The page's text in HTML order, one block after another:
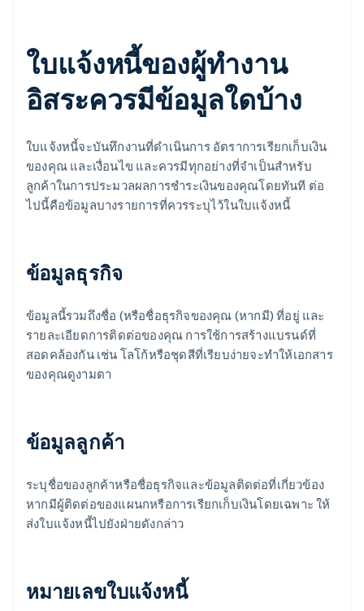
ใบแจ้งหนี้ของผู้ทำงาน
อิสระควรมีข้อมูลใดบ้าง
ใบแจ้งหนี้จะบันทึกงานที่ดำเนินการ อัตราการเรียกเก็บเงิน
ของคุณ และเงื่อนไข และควรมีทุกอย่างที่จําเป็นสำหรับ
ลูกค้าในการประมวลผลการชําระเงินของคุณโดยทันที ต่อ
ไปนี้คือข้อมูลบางรายการที่ควรระบุไว้ในใบแจ้งหนี้
ข้อมูลธุรกิจ
ข้อมูลนี้รวมถึงชื่อ (หรือชื่อธุรกิจของคุณ (หากมี) ที่อยู่ และ
รายละเอียดการติดต่อของคุณ การใช้การสร้างแบรนด์ที่
สอดคล้องกัน เช่น โลโก้หรือชุดสีที่เรียบง่ายจะทําให้เอกสาร
ของคุณดูงามตา
ข้อมูลลูกค้า
ระบุชื่อของลูกค้าหรือชื่อธุรกิจและข้อมูลติดต่อที่เกี่ยวข้อง
หากมีผู้ติดต่อของแผนกหรือการเรียกเก็บเงินโดยเฉพาะ ให้
ส่งใบแจ้งหนี้ไปยังฝ่ายดังกล่าว
หมายเลขใบแจ้งหนี้